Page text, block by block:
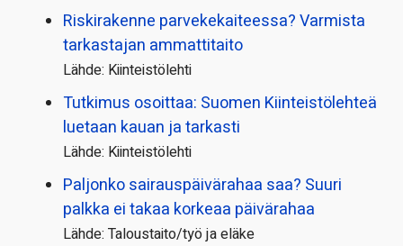
Riskirakenne parvekekaiteessa? Varmista
tarkastajan ammattitaito
Lähde: Kiinteistölehti
Tutkimus osoittaa: Suomen Kiinteistölehteä
luetaan kauan ja tarkasti
Lähde: Kiinteistölehti
Paljonko sairauspäivä­rahaa saa? Suuri
palkka ei takaa korkeaa päivärahaa
Lähde: Taloustaito/työ ja eläke